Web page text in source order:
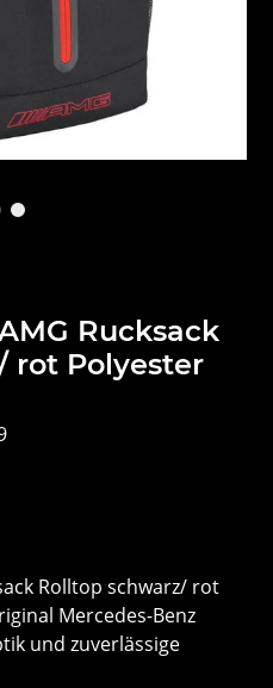
Rucksack
rot Polyester
Rolltop schwarz/ rot
Mercedes-Benz
und zuverlässige